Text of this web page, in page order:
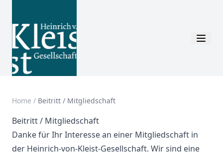
Home / Beitritt / Mitgliedschaft
Beitritt / Mitgliedschaft
Danke für Ihr Interesse an einer Mitgliedschaft in
der Heinrich-von-Kleist-Gesellschaft. Wir sind eine